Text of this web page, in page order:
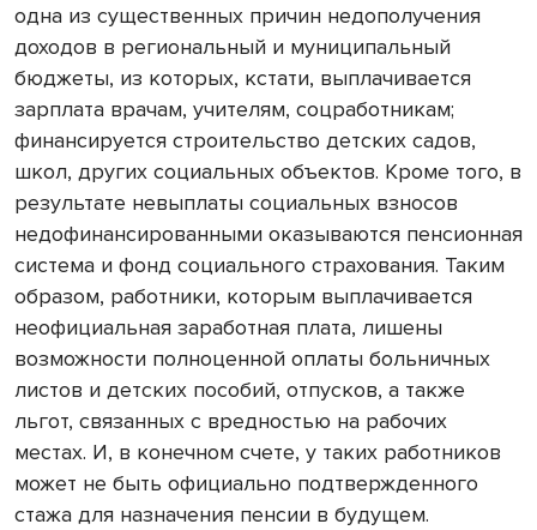
одна из существенных причин недополучения
доходов в региональный и муниципальный
бюджеты, из которых, кстати, выплачивается
зарплата врачам, учителям, соцработникам;
финансируется строительство детских садов,
школ, других социальных объектов. Кроме того, в
результате невыплаты социальных взносов
недофинансированными оказываются пенсионная
система и фонд социального страхования. Таким
образом, работники, которым выплачивается
неофициальная заработная плата, лишены
возможности полноценной оплаты больничных
листов и детских пособий, отпусков, а также
льгот, связанных с вредностью на рабочих
местах. И, в конечном счете, у таких работников
может не быть официально подтвержденного
стажа для назначения пенсии в будущем.